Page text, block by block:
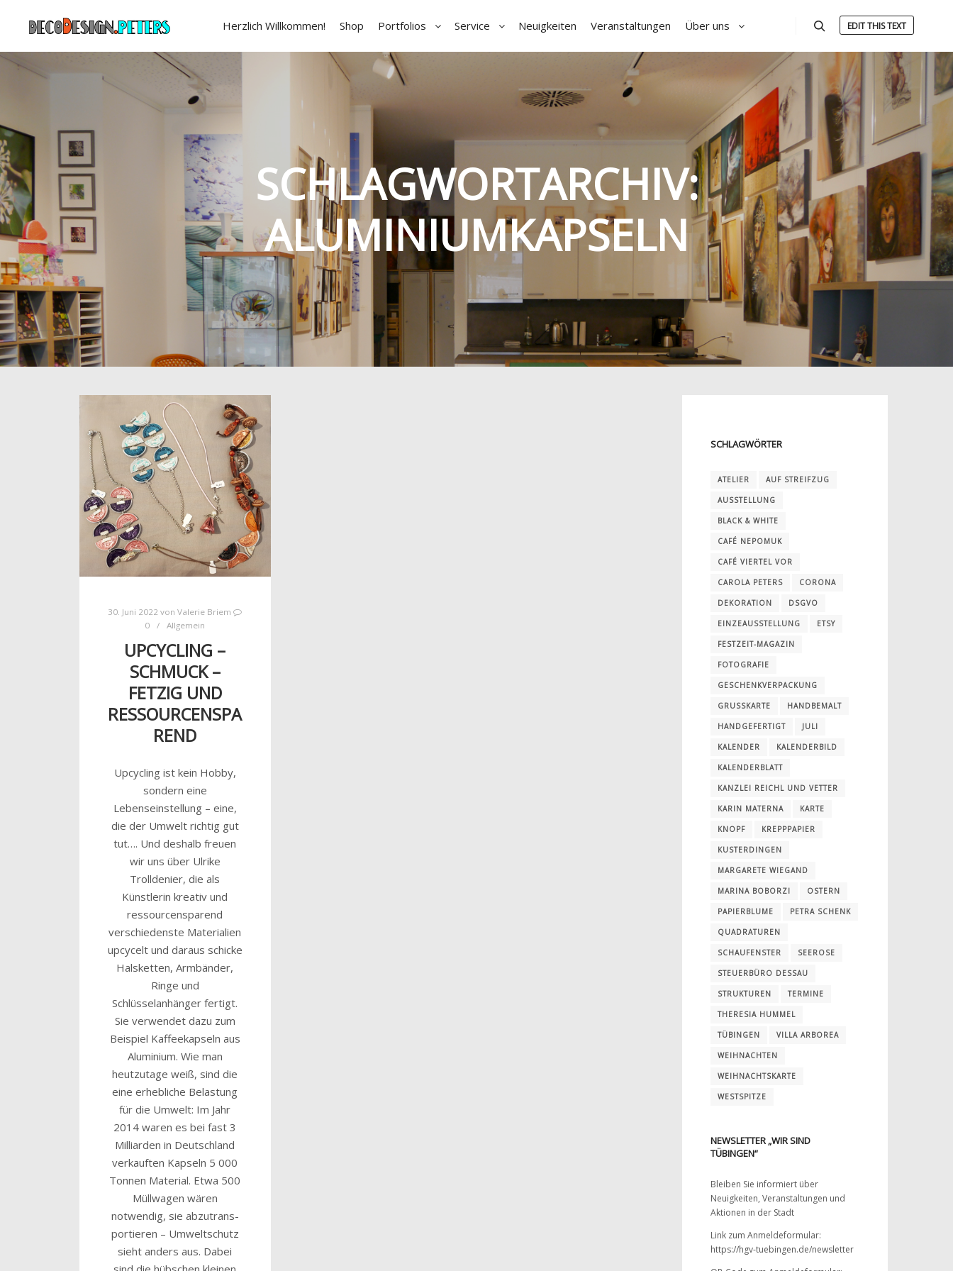
Herzlich Willkommen! Shop Portfolios Service Neuigkeiten Veranstaltungen Über uns EDIT THIS TEXT
SCHLAGWORTARCHIV:
ALUMINIUMKAPSELN
30. Juni 2022 vonValerie Briem
0
Allgemein
UPCYCLING –
SCHMUCK –
FETZIG UND
RESSOURCENSPA
REND
Upcycling ist kein Hobby,
sondern eine
Lebenseinstellung – eine,
die der Umwelt richtig gut
tut…. Und deshalb freuen
wir uns über Ulrike
Trolldenier, die als
Künstlerin kreativ und
ressourcensparend
verschiedenste Materialien
upcycelt und daraus schicke
Halsketten, Armbänder,
Ringe und
Schlüsselanhänger fertigt.
Sie verwendet dazu zum
Beispiel Kaffeekapseln aus
Aluminium. Wie man
heutzutage weiß, sind die
eine erhebliche Belastung
für die Umwelt: Im Jahr
2014 waren es bei fast 3
Milliarden in Deutsch­land
verkauften Kapseln 5 000
Tonnen Material. Etwa 500
Müll­wagen wären
notwendig, sie abzu­trans­
portieren – Umwelt­schutz
sieht anders aus. Dabei
SCHLAGWÖRTER
ATELIER AUF STREIFZUG
AUSSTELLUNG
BLACK & WHITE
CAFÉ NEPOMUK
CAFÉ VIERTEL VOR
CAROLA PETERS CORONA
DEKORATION DSGVO
EINZEAUSSTELLUNG ETSY
FESTZEIT-MAGAZIN
FOTOGRAFIE
GESCHENKVERPACKUNG
GRUSSKARTE HANDBEMALT
HANDGEFERTIGT JULI
KALENDER KALENDERBILD
KALENDERBLATT
KANZLEI REICHL UND VETTER
KARIN MATERNA KARTE
KNOPF KREPPPAPIER
KUSTERDINGEN
MARGARETE WIEGAND
MARINA BOBORZI OSTERN
PAPIERBLUME PETRA SCHENK
QUADRATUREN
SCHAUFENSTER SEEROSE
STEUERBÜRO DESSAU
STRUKTUREN TERMINE
THERESIA HUMMEL
TÜBINGEN VILLA ARBOREA
WEIHNACHTEN
WEIHNACHTSKARTE
WESTSPITZE
NEWSLETTER „WIR SIND
TÜBINGEN“
Bleiben Sie informiert über
Neuigkeiten, Veranstaltungen und
Aktionen in der Stadt
Link zum Anmeldeformular:
https://hgv-tuebingen.de/newsletter